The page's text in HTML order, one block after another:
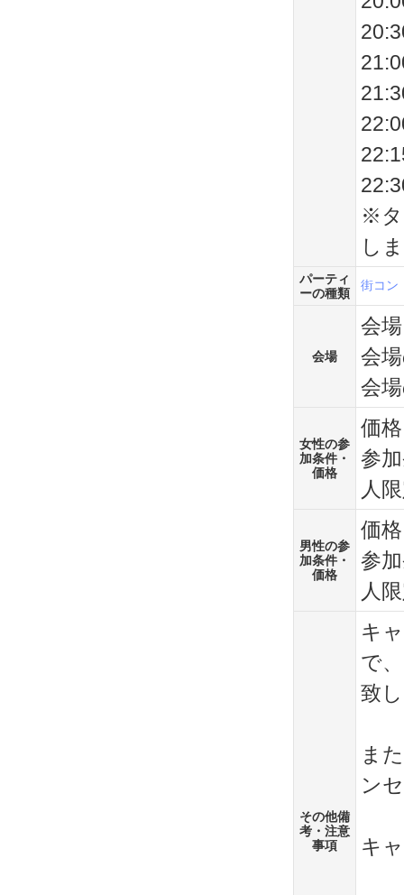
※タ
し
パーティ
ーの種類
街コン
会場
会
会
会
女性の参
加条件・
価格
価
参
人
男性の参
加条件・
価格
価
参
人
その他備
考・注意
事項
キ
で
致
ま
ン
キ